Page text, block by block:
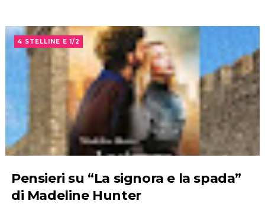
4 STELLINE E 1/2
Pensieri su “La signora e la spada”
di Madeline Hunter